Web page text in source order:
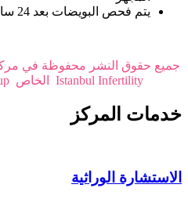
يتم فحص البويضات بعد 24 ساعة للتأكد من حدوث الإخصاب.
جميع حقوق النشر محفوظة في
Istanbul Infertility الخاص Turkey Healthcare Group
خدمات المركز
الاستشارة الوراثية